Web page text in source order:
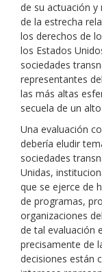
de su actuación
de la estrecha
los derechos de
los Estados
sociedades
representantes
las más altas
secuela de un
Una evaluación
debería eludir
sociedades
Unidas,
que se ejerce de
de programas,
organizaciones
de tal evaluación
precisamente de
decisiones están